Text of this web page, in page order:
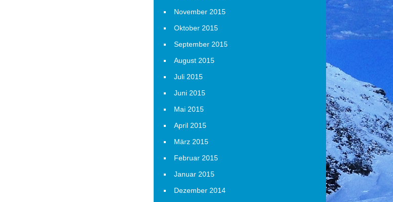
November 2015
Oktober 2015
September 2015
August 2015
Juli 2015
Juni 2015
Mai 2015
April 2015
März 2015
Februar 2015
Januar 2015
Dezember 2014